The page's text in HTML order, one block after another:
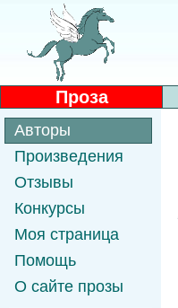
Проза
Авторы
Произведения
Отзывы
Конкурсы
Моя страница
Помощь
О сайте прозы